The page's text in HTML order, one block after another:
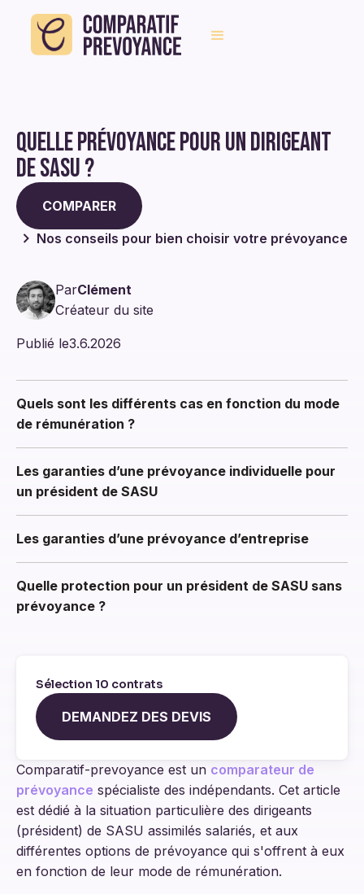
Quelle prévoyance pour un dirigeant
de SASU ?
COMPARER
Nos conseils pour bien choisir votre prévoyance
ParClément
Créateur du site
Publié le3.6.2026
Quels sont les différents cas en fonction du mode
de rémunération ?
Les garanties d’une prévoyance individuelle pour
un président de SASU
Les garanties d’une prévoyance d’entreprise
Quelle protection pour un président de SASU sans
prévoyance ?
Sélection 10 contrats
DEMANDEZ DES DEVIS
Comparatif-prevoyance est un comparateur de
prévoyance spécialiste des indépendants. Cet article
est dédié à la situation particulière des dirigeants
(président) de SASU assimilés salariés, et aux
différentes options de prévoyance qui s'offrent à eux
en fonction de leur mode de rémunération.